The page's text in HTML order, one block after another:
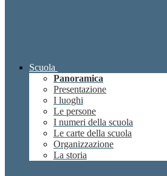
Scuola
Panoramica
Presentazione
I luoghi
Le persone
I numeri della scuola
Le carte della scuola
Organizzazione
La storia